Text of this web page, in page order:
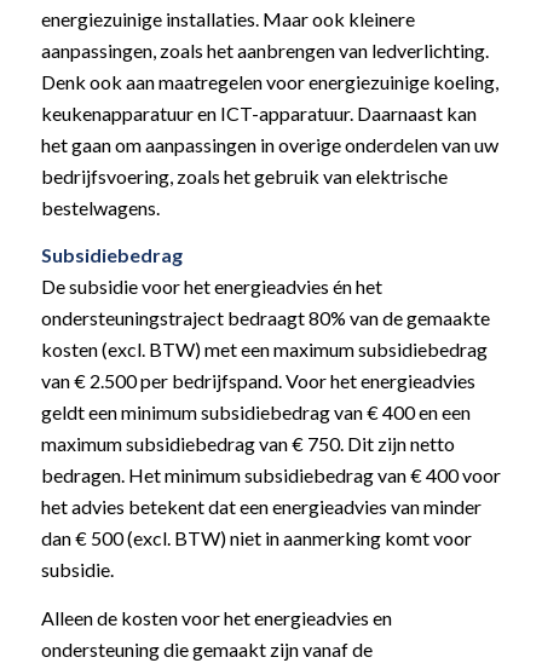
energiezuinige installaties. Maar ook kleinere
aanpassingen, zoals het aanbrengen van ledverlichting.
Denk ook aan maatregelen voor energiezuinige koeling,
keukenapparatuur en ICT-apparatuur. Daarnaast kan
het gaan om aanpassingen in overige onderdelen van uw
bedrijfsvoering, zoals het gebruik van elektrische
bestelwagens.
Subsidiebedrag
De subsidie voor het energieadvies én het
ondersteuningstraject bedraagt 80% van de gemaakte
kosten (excl. BTW) met een maximum subsidiebedrag
van € 2.500 per bedrijfspand. Voor het energieadvies
geldt een minimum subsidiebedrag van € 400 en een
maximum subsidiebedrag van € 750. Dit zijn netto
bedragen. Het minimum subsidiebedrag van € 400 voor
het advies betekent dat een energieadvies van minder
dan € 500 (excl. BTW) niet in aanmerking komt voor
subsidie.
Alleen de kosten voor het energieadvies en
ondersteuning die gemaakt zijn vanaf de